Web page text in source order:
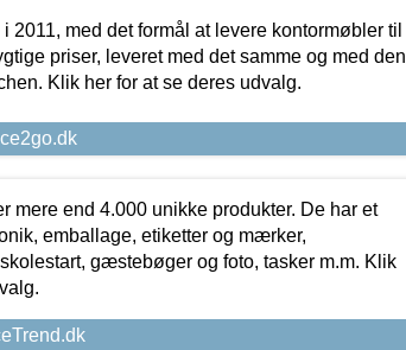
2011, med det formål at levere kontormøbler til
priser, leveret med det samme og med den
Klik her for at se deres udvalg.
mere end 4.000 unikke produkter. De har et
emballage, etiketter og mærker,
gæstebøger og foto, tasker m.m. Klik